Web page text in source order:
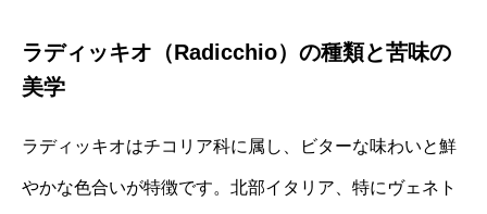
ラディッキオ（Radicchio）の種類と苦味の
美学
ラディッキオはチコリア科に属し、ビターな味わいと鮮
やかな色合いが特徴です。北部イタリア、特にヴェネト